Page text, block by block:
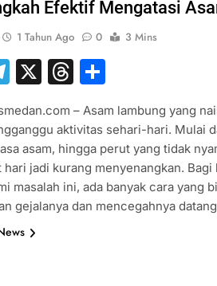
Efektif Mengatasi
1 Tahun Ago 0 3 Mins
Telegram
X Threads
– Asam lambung yang
aktivitas sehari-hari. Mulai
asam, hingga perut yang tidak
hari jadi kurang menyenangkan. Bagi
masalah ini, ada banyak cara yang
gejalanya dan mencegahnya